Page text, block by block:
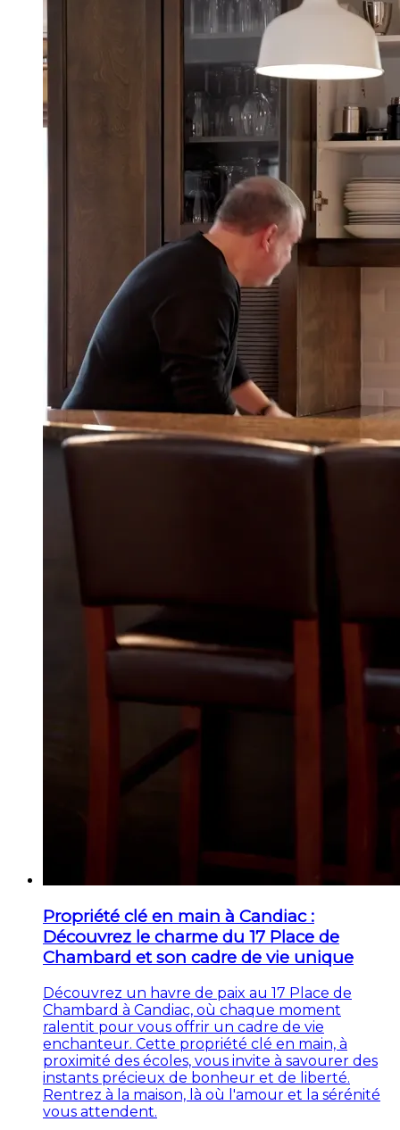
Propriété clé en main à Candiac :
Découvrez le charme du 17 Place de
Chambard et son cadre de vie unique
Découvrez un havre de paix au 17 Place de
Chambard à Candiac, où chaque moment
ralentit pour vous offrir un cadre de vie
enchanteur. Cette propriété clé en main, à
proximité des écoles, vous invite à savourer des
instants précieux de bonheur et de liberté.
Rentrez à la maison, là où l'amour et la sérénité
vous attendent.